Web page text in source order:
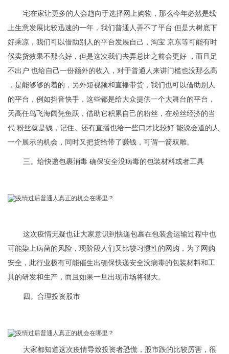
宅在家让更多的人会趋向于选择网上购物，那么今年必然是线
上生意发展比较迅速的一年，我们普通人弄不了平台 但是大树底下
好乘凉，我们可以借助别人的平台发展自己，淘宝 京东等可能有时
候卖货效果不那么好，但是这次我们去弄总比之前会更好 ，而且足
不出户 也给自己一份额外的收入，对于普通人来讲门槛也没那么高
，是能够够的着的，另外短视频和直播带货，我们也可以借助别人
的平台，例如抖音快手，这些都是给大众提供一个大舞台的平台，
天高任鸟飞海阔凭鱼跃，借助它积累自己的粉丝，在粉丝经济的当
代 粉丝就是钱，记住。还有直播也给一些口才比较好 能说会道的人
一个展示的机会，同时又把货给带了赚钱，可谓一箭双雕。
三。给快递包裹消毒 确保安全没病毒的包装材料或者工具
这次疫情无疑也让大家意识到快递包裹在包装盒运输过程中也
可能染上病菌的风险，现阶段人们又比较习惯性的网购，为了网购
安全，此行业极有可能催生出确保快递安全没病毒的包装材料和工
具的研发和生产，而且如果一旦出现市场将很大。
四。合理投资股市
大家都知道这次疫情导致投资者恐慌，股市跌的比较厉害，很